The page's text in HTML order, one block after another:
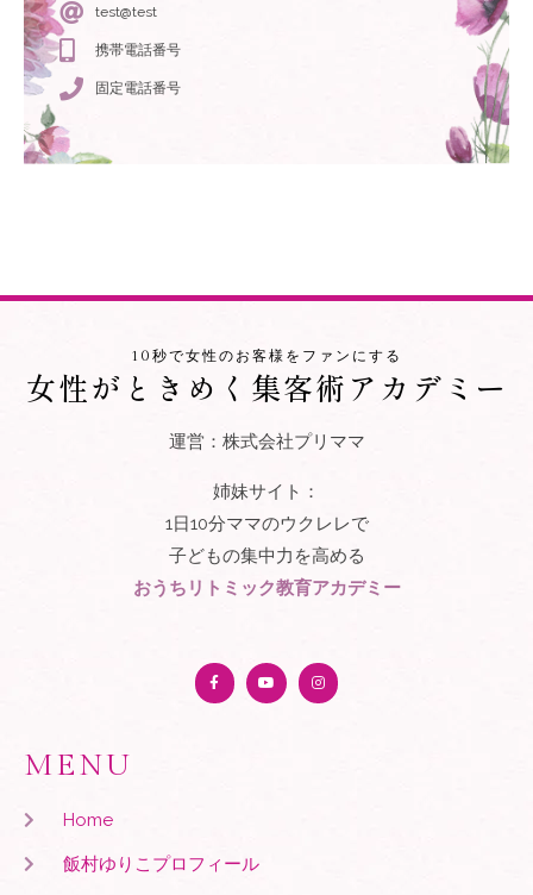
test@test
携帯電話番号
固定電話番号
10秒で女性のお客様をファンにする
女性がときめく集客術アカデミー
運営：株式会社プリママ
姉妹サイト：
1日10分ママのウクレレで
子どもの集中力を高める
おうちリトミック教育アカデミー
MENU
Home
飯村ゆりこプロフィール